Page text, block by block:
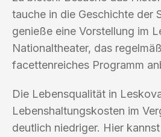
tauche in die Geschichte der
genieße eine Vorstellung im
Nationaltheater, das
facettenreiches Programm
Die Lebensqualität in
Lebenshaltungskosten im
deutlich niedriger. Hier